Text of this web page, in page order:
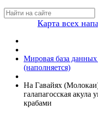
Карта всех
Мировая база
(наполняется)
На Гавайях
галапагосская акула
крабами